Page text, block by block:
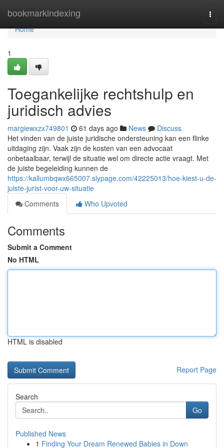
bookmarkindexing
Home
Home
1
Toegankelijke rechtshulp en
juridisch advies
margiewxzx749801 61 days ago News
Discuss
Het vinden van de juiste juridische ondersteuning kan een flinke
uitdaging zijn. Vaak zijn de kosten van een advocaat
onbetaalbaar, terwijl de situatie wel om directe actie vraagt. Met
de juiste begeleiding kunnen de
https://kallumbqwx665007.slypage.com/42225013/hoe-kiest-u-de-
juiste-jurist-voor-uw-situatie
Comments
Who Upvoted
Comments
Submit a Comment
No HTML
HTML is disabled
Report Page
Search
Go
Published News
1 Finding Your Dream Renewed Babies in Down